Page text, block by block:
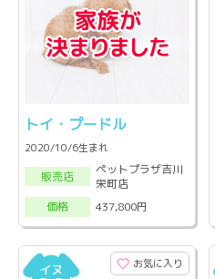
トイ・プードル
2020/10/6生まれ
販売店
ペットプラザ吉川
栄町店
価格
437,800円
お気に入り